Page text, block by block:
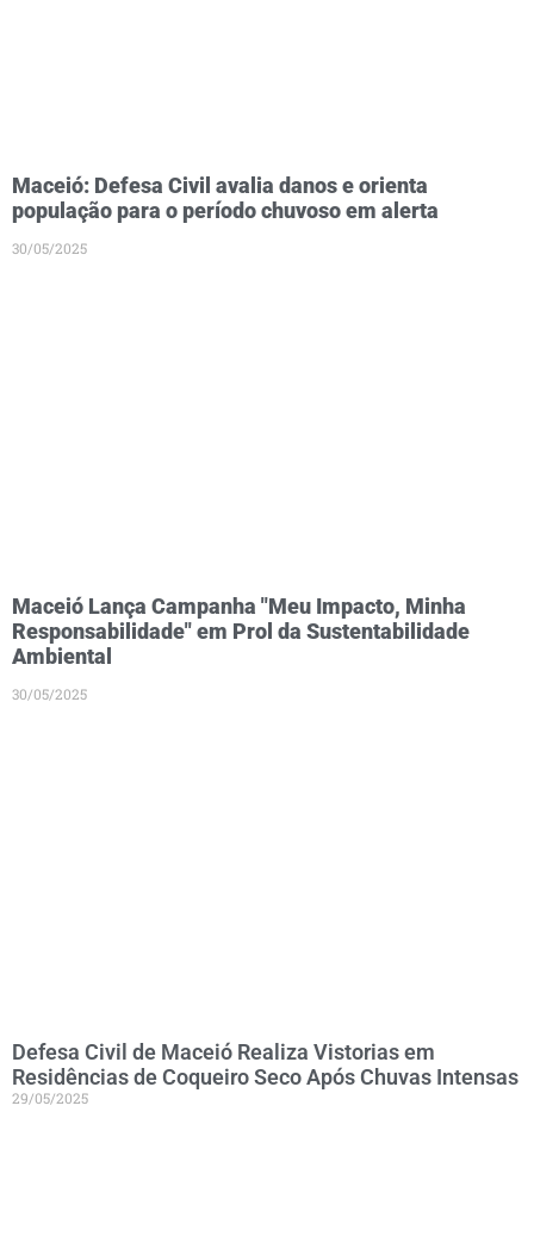
Maceió: Defesa Civil avalia danos e orienta
população para o período chuvoso em alerta
30/05/2025
Maceió Lança Campanha "Meu Impacto, Minha
Responsabilidade" em Prol da Sustentabilidade
Ambiental
30/05/2025
Defesa Civil de Maceió Realiza Vistorias em
Residências de Coqueiro Seco Após Chuvas Intensas
29/05/2025